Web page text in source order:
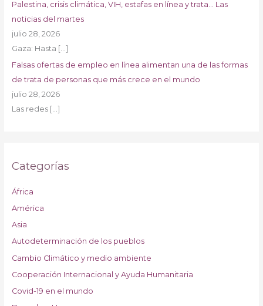
Palestina, crisis climática, VIH, estafas en línea y trata… Las
noticias del martes
julio 28, 2026
Gaza: Hasta […]
Falsas ofertas de empleo en línea alimentan una de las formas
de trata de personas que más crece en el mundo
julio 28, 2026
Las redes […]
Categorías
África
América
Asia
Autodeterminación de los pueblos
Cambio Climático y medio ambiente
Cooperación Internacional y Ayuda Humanitaria
Covid-19 en el mundo